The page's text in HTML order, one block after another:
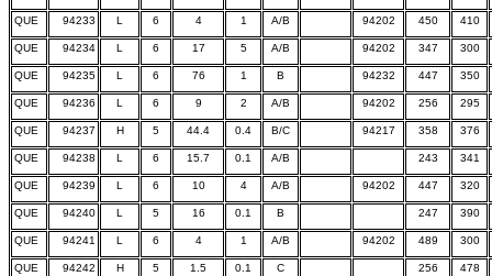
QUE 94233 L 6 4 1 A/B 94202 450 410
QUE 94234 L 6 17 5 A/B 94202 347 300
QUE 94235 L 6 76 1 B 94232 447 350
QUE 94236 L 6 9 2 A/B 94202 256 295
QUE 94237 H 5 44.4 0.4 B/C 94217 358 376
QUE 94238 L 6 15.7 0.1 A/B 243 341
QUE 94239 L 6 10 4 A/B 94202 447 320
QUE 94240 L 5 16 0.1 B 247 390
QUE 94241 L 6 4 1 A/B 94202 489 300
QUE 94242 H 5 1.5 0.1 C 256 478